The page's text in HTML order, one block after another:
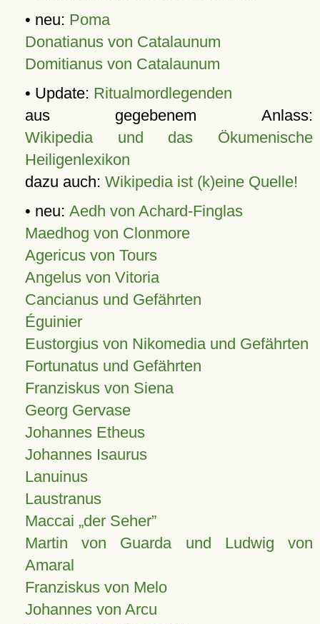
• neu: Poma
Donatianus von Catalaunum
Domitianus von Catalaunum
• Update: Ritualmordlegenden
aus gegebenem Anlass:
Wikipedia und das Ökumenische
Heiligenlexikon
dazu auch: Wikipedia ist (k)eine Quelle!
• neu: Aedh von Achard-Finglas
Maedhog von Clonmore
Agericus von Tours
Angelus von Vitoria
Cancianus und Gefährten
Éguinier
Eustorgius von Nikomedia und Gefährten
Fortunatus und Gefährten
Franziskus von Siena
Georg Gervase
Johannes Etheus
Johannes Isaurus
Lanuinus
Laustranus
Maccai „der Seher”
Martin von Guarda und Ludwig von
Amaral
Franziskus von Melo
Johannes von Arcu